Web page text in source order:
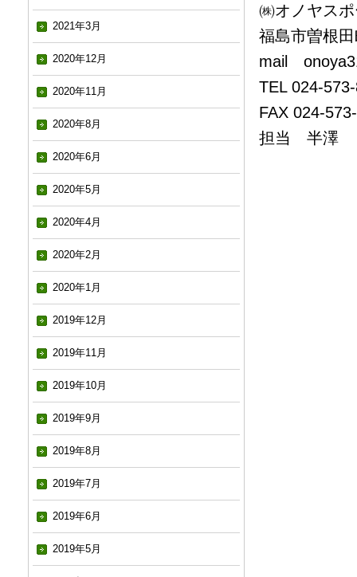
2021年3月
2020年12月
2020年11月
2020年8月
2020年6月
2020年5月
2020年4月
2020年2月
2020年1月
2019年12月
2019年11月
2019年10月
2019年9月
2019年8月
2019年7月
2019年6月
2019年5月
㈱オノヤス
福島市曽根
mail
TEL 024-
FAX 024-
担当 半澤